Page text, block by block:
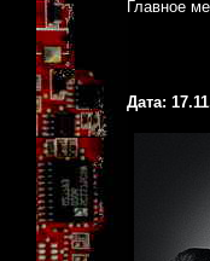
Главное
Дата: